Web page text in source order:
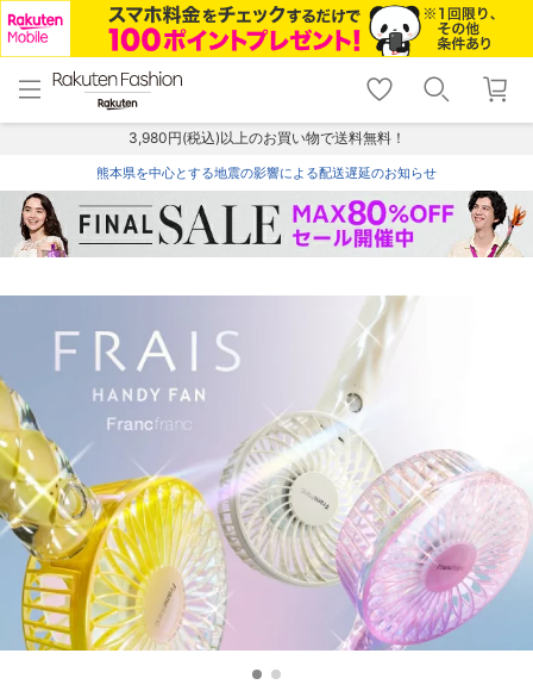
menu home
トップ
shopping_cart lock_outline
ログイン
3,980円(税込)以上のお買い物で送料無料！
熊本県を中心とする地震の影響による配送遅延のお知らせ